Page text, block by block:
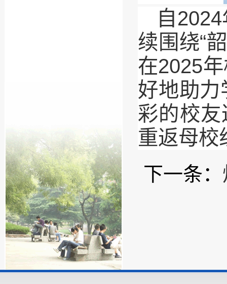
自
续围绕“
在2025
好地助
彩的校
重返母校
下一条：